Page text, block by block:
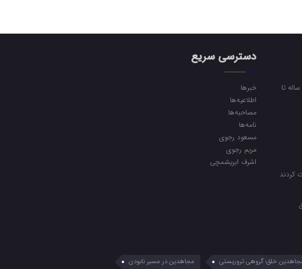
تا
کردند
دسترسی سریع
خبرها
اطلاعیه‌ها
مصاحبه‌ها
نامه‌ها
مسعود رجوی
مریم رجوی
اشرف ابریشمچی
خلق؛ گروهی تروریستی مجاهدین در مسیر نابودی